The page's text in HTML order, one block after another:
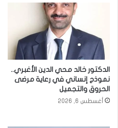
الدكتور خالد محي الدين الأغبري..
نموذج إنساني في رعاية مرضى
الحروق والتجميل
أغسطس 6, 2026